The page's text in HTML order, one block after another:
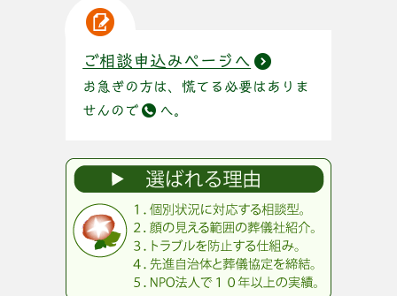
ご相談申込みページへ
お急ぎの方は、慌てる必要はありま
せんので
へ。